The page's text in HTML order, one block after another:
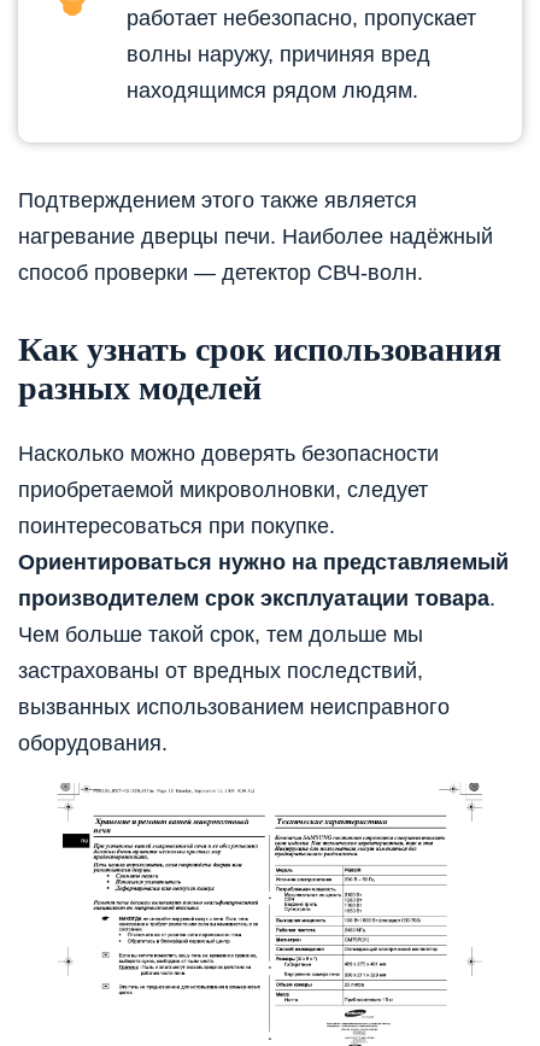
работает небезопасно, пропускает
волны наружу, причиняя вред
находящимся рядом людям.
Подтверждением этого также является
нагревание дверцы печи. Наиболее надёжный
способ проверки — детектор СВЧ-волн.
Как узнать срок использования
разных моделей
Насколько можно доверять безопасности
приобретаемой микроволновки, следует
поинтересоваться при покупке.
Ориентироваться нужно на представляемый
производителем срок эксплуатации товара.
Чем больше такой срок, тем дольше мы
застрахованы от вредных последствий,
вызванных использованием неисправного
оборудования.